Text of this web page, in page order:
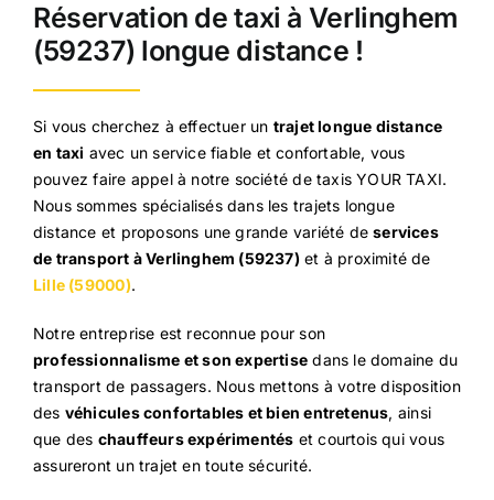
Réservation de taxi à Verlinghem
(59237) longue distance !
Si vous cherchez à effectuer un trajet longue distance
en taxi avec un service fiable et confortable, vous
pouvez faire appel à notre société de taxis YOUR TAXI.
Nous sommes spécialisés dans les trajets longue
distance et proposons une grande variété deservices
de transport à Verlinghem (59237) et à proximité de
Lille (59000).
Notre entreprise est reconnue pour son
professionnalisme et son expertise dans le domaine du
transport de passagers. Nous mettons à votre disposition
des véhicules confortables et bien entretenus, ainsi
que des chauffeurs expérimentés et courtois qui vous
assureront un trajet en toute sécurité.